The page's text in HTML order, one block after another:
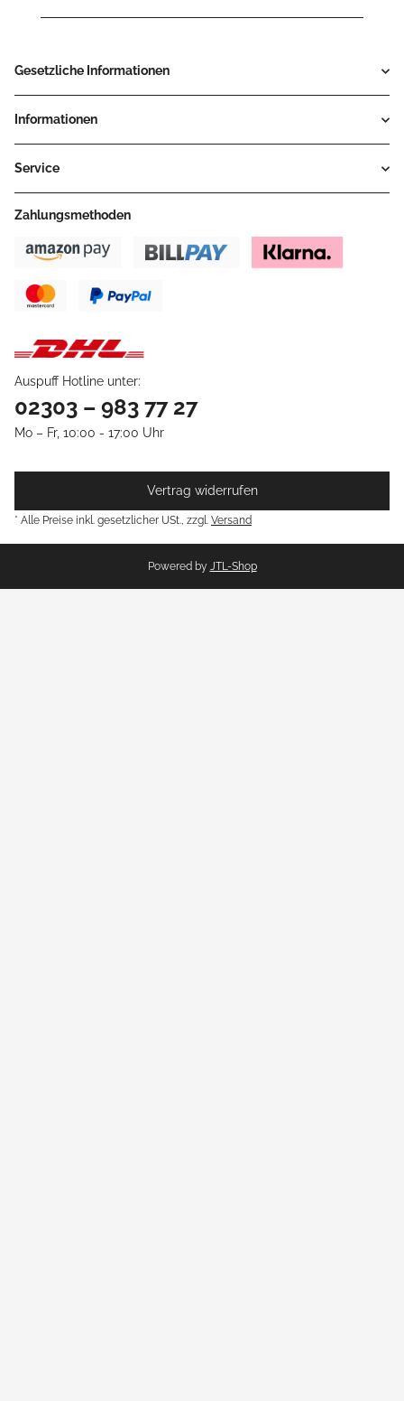
Gesetzliche Informationen
Informationen
Service
Zahlungsmethoden
Auspuff Hotline unter:
02303 – 983 77 27
Mo – Fr, 10:00 - 17:00 Uhr
Vertrag widerrufen
* Alle Preise inkl. gesetzlicher USt., zzgl. Versand
Powered by JTL-Shop